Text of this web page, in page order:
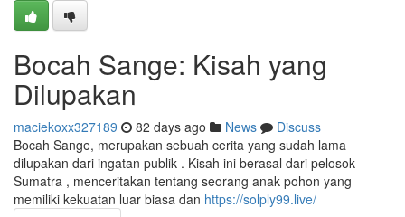
Bocah Sange: Kisah yang
Dilupakan
maciekoxx327189 82 days ago News
Discuss
Bocah Sange, merupakan sebuah cerita yang sudah lama
dilupakan dari ingatan publik . Kisah ini berasal dari pelosok
Sumatra , menceritakan tentang seorang anak pohon yang
memiliki kekuatan luar biasa dan https://solply99.live/